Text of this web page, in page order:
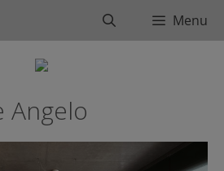
BuscarMenu
Angelo